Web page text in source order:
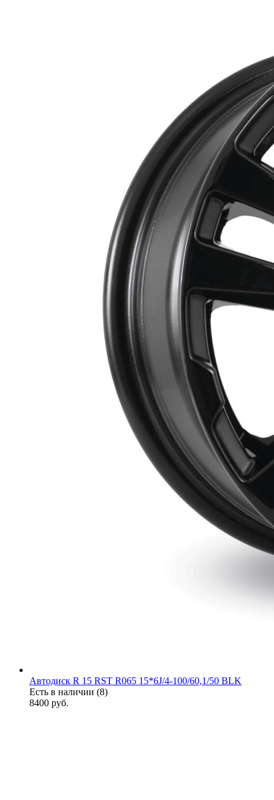
Автодиск R 15 RST R065 15*6J/4-100/60,1/50 BLK
Есть в наличии (8)
8400 руб.